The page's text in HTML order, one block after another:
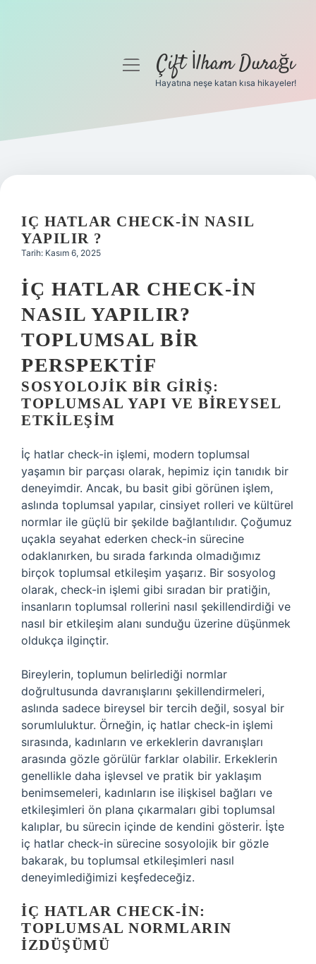
Gizlilik Politikası
Yasal Uyarı
menüyüÇift İlham Durağı
Hayatına neşe katan kısa hikayeler!
IÇ HATLAR CHECK-IN NASIL
YAPILIR ?
Tarih: Kasım 6, 2025
İÇ HATLAR CHECK-IN
NASIL YAPILIR?
TOPLUMSAL BIR
PERSPEKTIF
SOSYOLOJIK BIR GIRIŞ:
TOPLUMSAL YAPI VE BIREYSEL
ETKILEŞIM
İç hatlar check-in işlemi, modern toplumsal
yaşamın bir parçası olarak, hepimiz için tanıdık bir
deneyimdir. Ancak, bu basit gibi görünen işlem,
aslında toplumsal yapılar, cinsiyet rolleri ve kültürel
normlar ile güçlü bir şekilde bağlantılıdır. Çoğumuz
uçakla seyahat ederken check-in sürecine
odaklanırken, bu sırada farkında olmadığımız
birçok toplumsal etkileşim yaşarız. Bir sosyolog
olarak, check-in işlemi gibi sıradan bir pratiğin,
insanların toplumsal rollerini nasıl şekillendirdiği ve
nasıl bir etkileşim alanı sunduğu üzerine düşünmek
oldukça ilginçtir.
Bireylerin, toplumun belirlediği normlar
doğrultusunda davranışlarını şekillendirmeleri,
aslında sadece bireysel bir tercih değil, sosyal bir
sorumluluktur. Örneğin, iç hatlar check-in işlemi
sırasında, kadınların ve erkeklerin davranışları
arasında gözle görülür farklar olabilir. Erkeklerin
genellikle daha işlevsel ve pratik bir yaklaşım
benimsemeleri, kadınların ise ilişkisel bağları ve
etkileşimleri ön plana çıkarmaları gibi toplumsal
kalıplar, bu sürecin içinde de kendini gösterir. İşte
iç hatlar check-in sürecine sosyolojik bir gözle
bakarak, bu toplumsal etkileşimleri nasıl
deneyimlediğimizi keşfedeceğiz.
İÇ HATLAR CHECK-IN:
TOPLUMSAL NORMLARIN
İZDÜŞÜMÜ